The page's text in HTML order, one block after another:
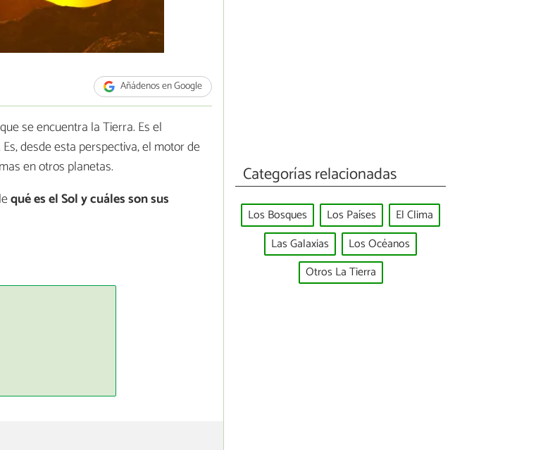
Añádenos en Google
se encuentra la Tierra. Es el
desde esta perspectiva, el motor de
en otros planetas.
qué es el Sol y cuáles son sus
Categorías relacionadas
Los Bosques Los Países
El Clima
Las Galaxias
Los Océanos
Otros La Tierra